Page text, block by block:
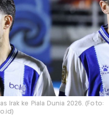
Irak ke Piala Dunia 2026. (Foto: